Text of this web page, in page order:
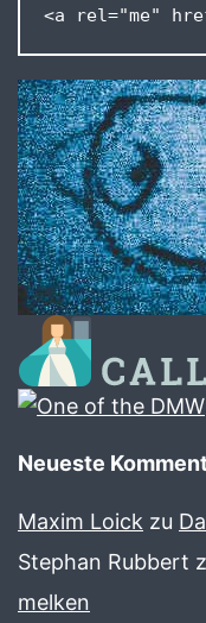
<a rel="me"
Neueste
Maxim Loick zu
Stephan Rubbert
melken